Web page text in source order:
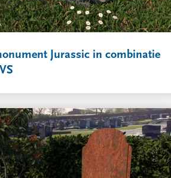
Jurassic in combinatie